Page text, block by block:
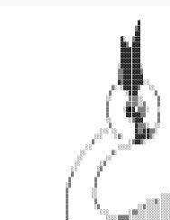
▒
░░
░░
░░
░░
░░
░▒
▒
▒        ░░
▒         ▒
▒         ░▒
▒           ░░░
▒